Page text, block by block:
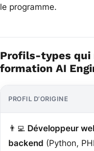
le programme.
Profils-types qui
formation AI
PROFIL D’ORIGINE
👨‍💻 Développeur
backend (Python,